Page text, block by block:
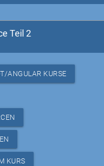
Teil 2
ANGULAR KURSE
KURS